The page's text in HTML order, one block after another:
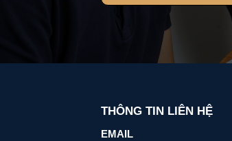
THÔNG TIN LIÊN HỆ
EMAIL